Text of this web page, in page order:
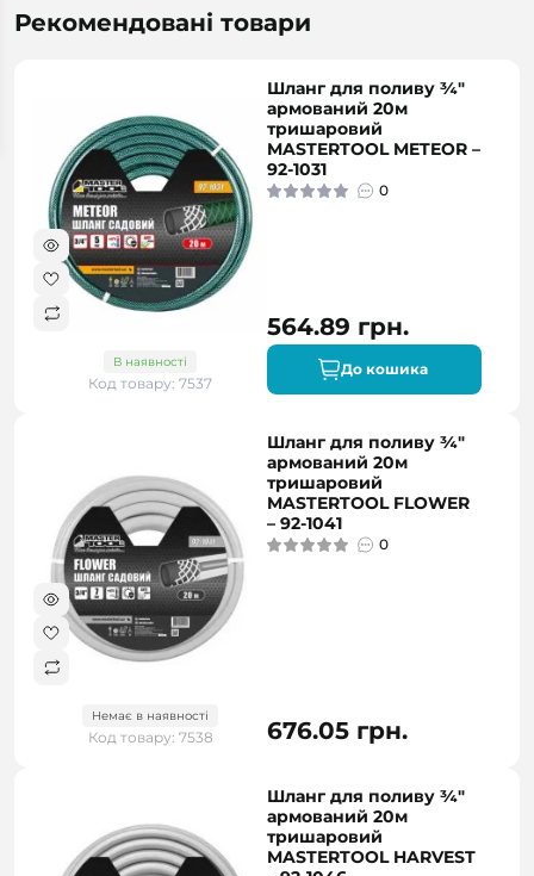
Рекомендовані товари
В наявності
Код товару: 7537
Шланг для поливу ¾"
армований 20м
тришаровий
MASTERTOOL METEOR –
92-1031
0
564.89 грн.
До кошика
Немає в наявності
Код товару: 7538
Шланг для поливу ¾"
армований 20м
тришаровий
MASTERTOOL FLOWER
– 92-1041
0
676.05 грн.
Шланг для поливу ¾"
армований 20м
тришаровий
MASTERTOOL HARVEST